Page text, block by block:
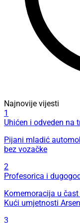
Najnovije vijesti
1
Uhićen i odveden na
Pijani mladić
bez vozačke
2
Profesorica i
Komemoracija u
Kući umjetnosti Arsen
3